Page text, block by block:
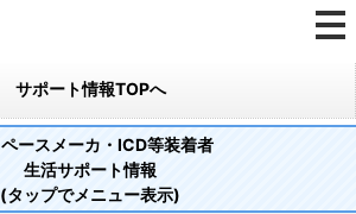
サポート情報TOPへ
ペースメーカ・ICD等装着者
生活サポート情報
(タップでメニュー表示)